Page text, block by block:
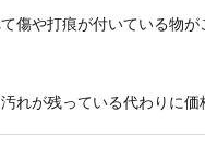
傷や打痕が付いている物が
れが残っている代わりに価